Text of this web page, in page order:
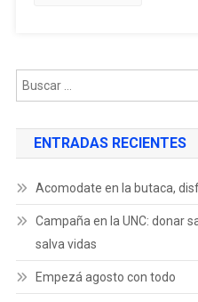
ENTRADAS RECIENTES
Acomodate en la butaca,
Campaña en la UNC: donar
salva vidas
Empezá agosto con todo